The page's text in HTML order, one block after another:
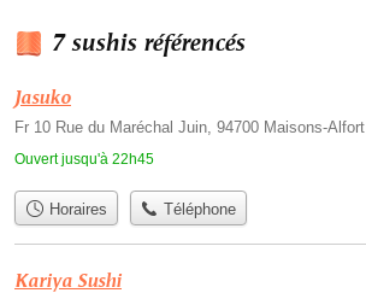
7 sushis référencés
Jasuko
Fr 10 Rue du Maréchal Juin, 94700 Maisons-Alfort
Ouvert jusqu'à 22h45
Horaires Téléphone
Kariya Sushi